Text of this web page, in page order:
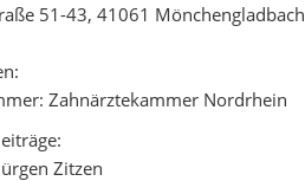
51-43, 41061
Zahnärztekammer Nordrhein
Zitzen